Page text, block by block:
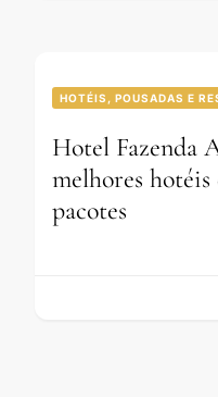
HOTÉIS, POUSADAS E
Hotel Fazenda
melhores
pacotes